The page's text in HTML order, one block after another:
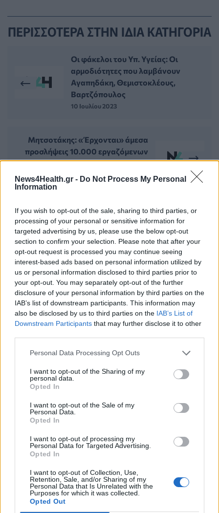
News4Health.gr - Do Not Process My Personal
Information
If you wish to opt-out of the sale, sharing to third parties, or
processing of your personal or sensitive information for
targeted advertising by us, please use the below opt-out
section to confirm your selection. Please note that after your
opt-out request is processed you may continue seeing
interest-based ads based on personal information utilized by
us or personal information disclosed to third parties prior to
your opt-out. You may separately opt-out of the further
disclosure of your personal information by third parties on the
IAB’s list of downstream participants. This information may
also be disclosed by us to third parties on the IAB’s List of
Downstream Participants that may further disclose it to other
Personal Data Processing Opt Outs
I want to opt-out of the Sharing of my
personal data.
Opted In
I want to opt-out of the Sale of my
Personal Data.
Opted In
I want to opt-out of processing my
Personal Data for Targeted Advertising.
Opted In
I want to opt-out of Collection, Use,
Retention, Sale, and/or Sharing of my
Personal Data that Is Unrelated with the
Purposes for which it was collected.
Opted Out
ΠΕΡΙΣΣΟΤΕΡΑ ΣΤΗΝ ΙΔΙΑ ΚΑΤΗΓΟΡΙΑ
Οι φάκελοι του Υπ. Υγείας: Οι
αρμοδιότητες που λαμβάνουν
Αγαπηδάκη, Θεμιστοκλέους,
Βαρτζόπουλος
10 Ιουλίου 2023
Μητσοτάκης: «Έρχονται» άμεσα
προσλήψεις 10.000 εργαζόμενων
στην Υγεία - Τι αλλάζει στο ΕΣΥ
13 Ιουλίου 2023
ΣΧΕΤΙΚΑ ΑΡΘΡΑ
07/08/2026 - 09:00
Αποστολή e-mail από το Υπουργείο Υγείας για
ασφαλή κολύμβηση